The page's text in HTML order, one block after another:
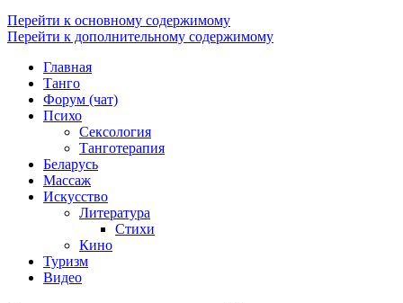
Перейти к основному содержимому
Перейти к дополнительному содержимому
Главная
Танго
Форум (чат)
Психо
Сексология
Танготерапия
Беларусь
Массаж
Искусство
Литература
Стихи
Кино
Туризм
Видео